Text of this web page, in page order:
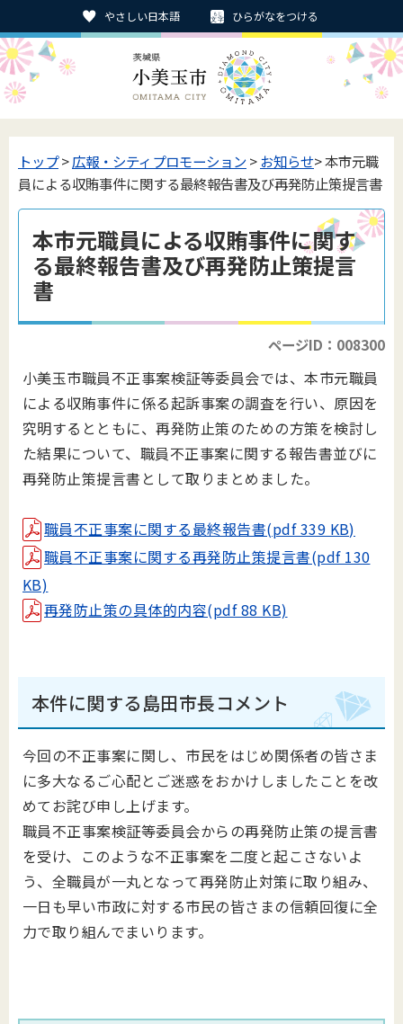
やさしい日本語 ひらがなをつける
トップ>広報・シティプロモーション>お知らせ> 本市元職
員による収賄事件に関する最終報告書及び再発防止策提言書
本市元職員による収賄事件に関す
る最終報告書及び再発防止策提言
書
ページID：008300
小美玉市職員不正事案検証等委員会では、本市元職員
による収賄事件に係る起訴事案の調査を行い、原因を
究明するとともに、再発防止策のための方策を検討し
た結果について、職員不正事案に関する報告書並びに
再発防止策提言書として取りまとめました。
職員不正事案に関する最終報告書(pdf 339 KB)
職員不正事案に関する再発防止策提言書(pdf 130
KB)
再発防止策の具体的内容(pdf 88 KB)
本件に関する島田市長コメント
今回の不正事案に関し、市民をはじめ関係者の皆さま
に多大なるご心配とご迷惑をおかけしましたことを改
めてお詫び申し上げます。
職員不正事案検証等委員会からの再発防止策の提言書
を受け、このような不正事案を二度と起こさないよ
う、全職員が一丸となって再発防止対策に取り組み、
一日も早い市政に対する市民の皆さまの信頼回復に全
力で取り組んでまいります。